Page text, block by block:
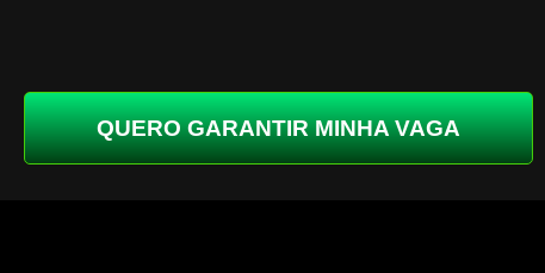
QUERO GARANTIR MINHA VAGA